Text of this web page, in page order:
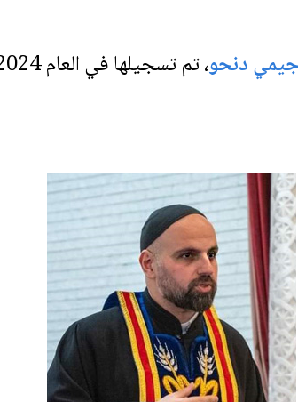
جيمي دنحو، تم تسجيلها في العام 2024.